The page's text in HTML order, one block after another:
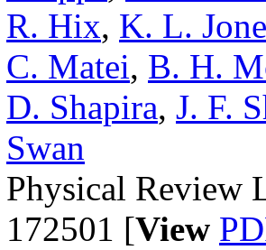
R. Hix, K. L.
C. Matei, B. H.
D. Shapira, J. F.
Swan
Physical Review
172501 [View